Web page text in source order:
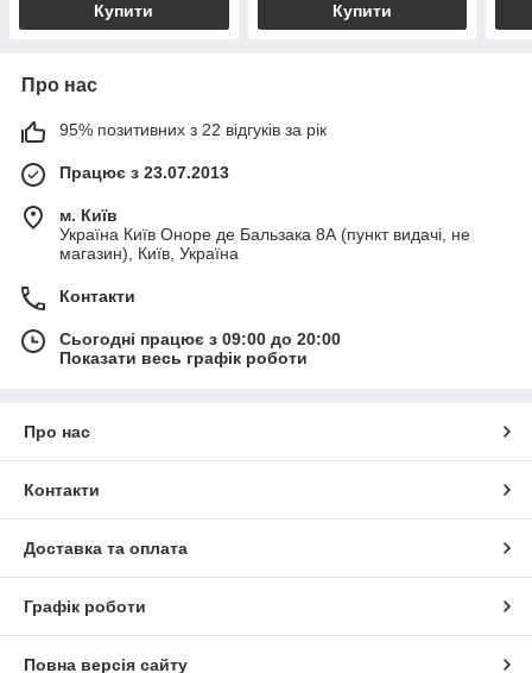
Купити Купити
Про нас
95% позитивних з 22 відгуків за рік
Працює з 23.07.2013
м. Київ
Україна Київ Оноре де Бальзака 8А (пункт видачі, не
магазин), Київ, Україна
Контакти
Сьогодні працює з 09:00 до 20:00
Показати весь графік роботи
Про нас
Контакти
Доставка та оплата
Графік роботи
Повна версія сайту